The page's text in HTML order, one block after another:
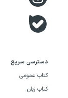
دسترسی سریع
کتاب عمومی
کتاب زبان